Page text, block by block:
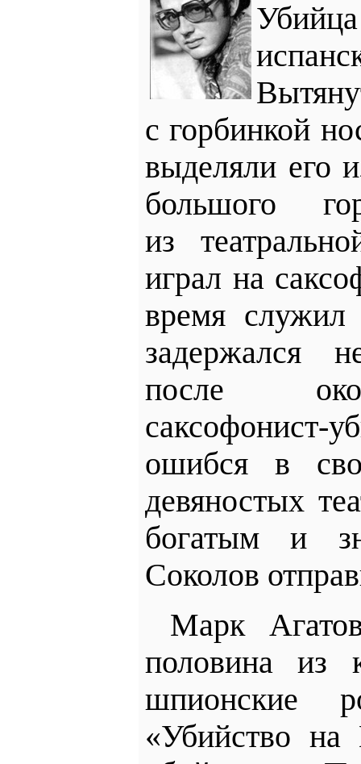
с горбинкой
выделяли его
большого
из
играл на
время
задержался
после
ошибся в
девяностых
богатым и
Соколов
Марк
половина из
шпионские
«Убийство на